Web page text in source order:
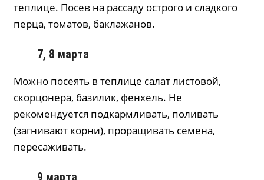
теплице. Посев на рассаду острого и сладкого
перца, томатов, баклажанов.
7, 8 марта
Можно посеять в теплице салат листовой,
скорцонера, базилик, фенхель. Не
рекомендуется подкармливать, поливать
(загнивают корни), проращивать семена,
пересаживать.
9 марта